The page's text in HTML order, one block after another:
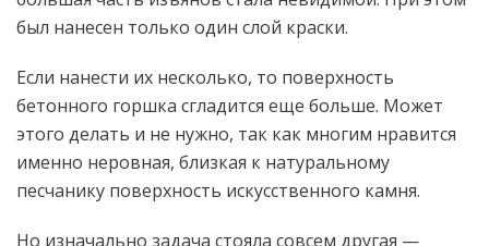
был нанесен только один слой краски.
Если нанести их несколько, то поверхность
бетонного горшка сгладится еще больше. Может
этого делать и не нужно, так как многим нравится
именно неровная, близкая к натуральному
песчанику поверхность искусственного камня.
Но изначально задача стояла совсем другая —